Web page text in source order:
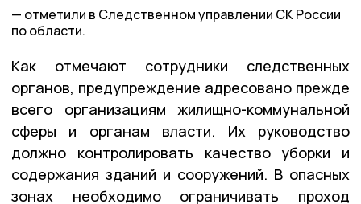
отметили в Следственном управлении СК России
по области.
Как отмечают сотрудники следственных
органов, предупреждение адресовано прежде
всего организациям жилищно-коммунальной
сферы и органам власти. Их руководство
должно контролировать качество уборки и
содержания зданий и сооружений. В опасных
зонах необходимо ограничивать проход